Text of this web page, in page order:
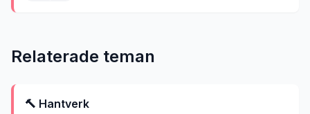
Relaterade teman
🔨 Hantverk